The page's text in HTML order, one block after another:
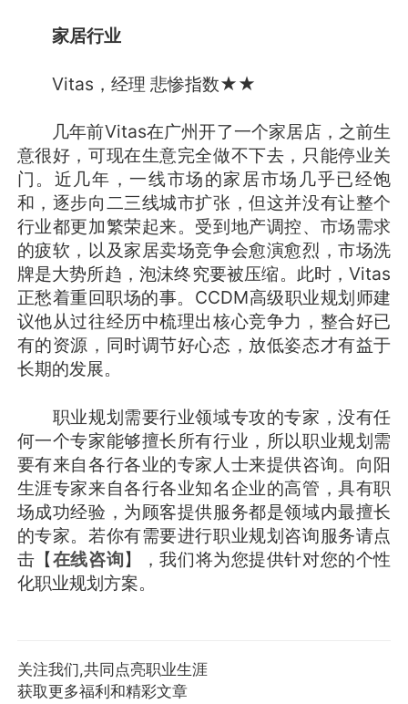
家居行业
Vitas，经理 悲惨指数★★
几年前Vitas在广州开了一个家居店，之前生
意很好，可现在生意完全做不下去，只能停业关
门。近几年，一线市场的家居市场几乎已经饱
和，逐步向二三线城市扩张，但这并没有让整个
行业都更加繁荣起来。受到地产调控、市场需求
的疲软，以及家居卖场竞争会愈演愈烈，市场洗
牌是大势所趋，泡沫终究要被压缩。此时，Vitas
正愁着重回职场的事。CCDM高级职业规划师建
议他从过往经历中梳理出核心竞争力，整合好已
有的资源，同时调节好心态，放低姿态才有益于
长期的发展。
职业规划需要行业领域专攻的专家，没有任
何一个专家能够擅长所有行业，所以职业规划需
要有来自各行各业的专家人士来提供咨询。向阳
生涯专家来自各行各业知名企业的高管，具有职
场成功经验，为顾客提供服务都是领域内最擅长
的专家。若你有需要进行职业规划咨询服务请点
击【在线咨询】，我们将为您提供针对您的个性
化职业规划方案。
关注我们,共同点亮职业生涯
获取更多福利和精彩文章